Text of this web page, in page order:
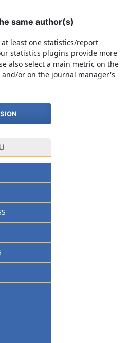
same author(s)
least one statistics/report
statistics plugins provide more
also select a main metric on the
or on the journal manager's